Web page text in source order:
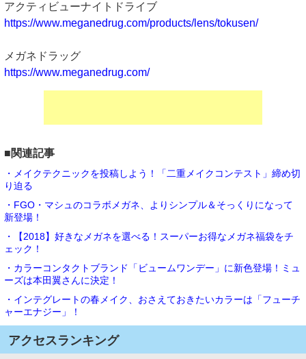
アクティビューナイトドライブ
https://www.meganedrug.com/products/lens/tokusen/
メガネドラッグ
https://www.meganedrug.com/
■関連記事
・メイクテクニックを投稿しよう！「二重メイクコンテスト」締め切
り迫る
・FGO・マシュのコラボメガネ、よりシンプル＆そっくりになって
新登場！
・【2018】好きなメガネを選べる！スーパーお得なメガネ福袋をチ
ェック！
・カラーコンタクトブランド「ビュームワンデー」に新色登場！ミュ
ーズは本田翼さんに決定！
・インテグレートの春メイク、おさえておきたいカラーは「フューチ
ャーエナジー」！
アクセスランキング